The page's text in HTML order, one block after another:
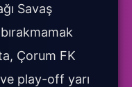
Savaş
bırakmamak
Çorum FK
play-off yarı